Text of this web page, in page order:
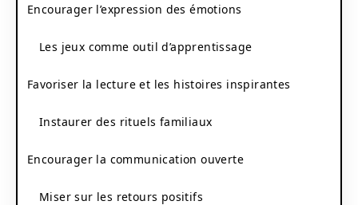
Encourager l’expression des émotions
Les jeux comme outil d’apprentissage
Favoriser la lecture et les histoires inspirantes
Instaurer des rituels familiaux
Encourager la communication ouverte
Miser sur les retours positifs